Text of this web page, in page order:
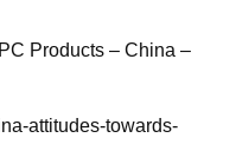
Products – China –
attitudes-towards-